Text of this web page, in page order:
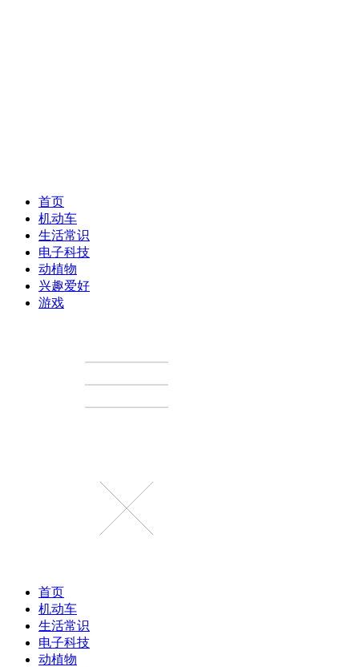
首页
机动车
生活常识
电子科技
动植物
兴趣爱好
游戏
首页
机动车
生活常识
电子科技
动植物